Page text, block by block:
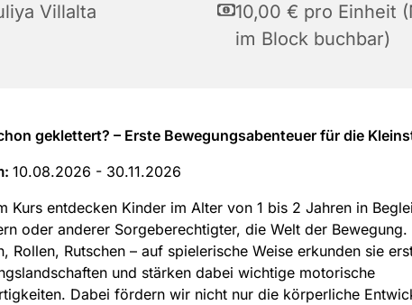
Villalta
10,00 € pro Einheit
im Block buchbar)
geklettert? – Erste Bewegungsabenteuer für die
10.08.2026 - 30.11.2026
Kurs entdecken Kinder im Alter von 1 bis 2 Jahren in
oder anderer Sorgeberechtigter, die Welt der Bewegung.
Rollen, Rutschen – auf spielerische Weise erkunden sie
und stärken dabei wichtige motorische
Dabei fördern wir nicht nur die körperliche